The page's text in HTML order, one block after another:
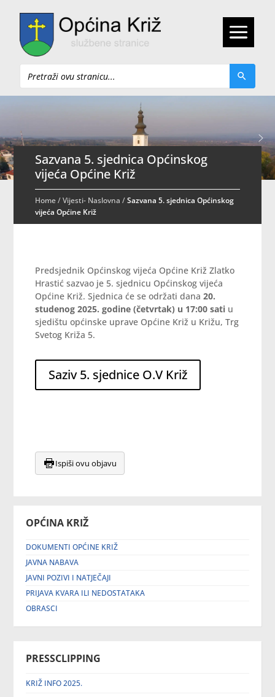
Pretraži
OPĆINA KRIŽ
DOKUMENTI OPĆINE KRIŽ
JAVNA NABAVA
JAVNI POZIVI I NATJEČAJI
PRIJAVA KVARA ILI NEDOSTATAKA
OBRASCI
PRESSCLIPPING
KRIŽ INFO 2025.
Sazvana 5. sjednica Općinskog
vijeća Općine Križ
Home/Vijesti- Naslovna /Sazvana 5. sjednica Općinskog
vijeća Općine Križ
Predsjednik Općinskog vijeća Općine Križ Zlatko
Hrastić sazvao je 5. sjednicu Općinskog vijeća
Općine Križ. Sjednica će se održati dana20.
studenog 2025. godine (četvrtak) u 17:00 sati u
sjedištu općinske uprave Općine Križ u Križu, Trg
Svetog Križa 5.
Saziv 5. sjednice O.V Križ
Ispiši ovu objavu